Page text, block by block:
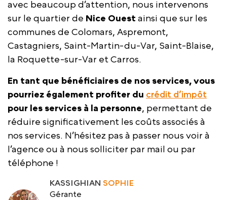
avec beaucoup d’attention, nous intervenons
sur le quartier de Nice Ouestainsi que sur les
communes de Colomars, Aspremont,
Castagniers, Saint-Martin-du-Var, Saint-Blaise,
la Roquette-sur-Var et Carros.
En tant que bénéficiaires de nos services, vous
pourriez également profiter du crédit d’impôt
pour les services à la personne, permettant de
réduire significativement les coûts associés à
nos services. N’hésitez pas à passer nous voir à
l’agence ou à nous solliciter par mail ou par
téléphone !
KASSIGHIAN SOPHIE
Gérante